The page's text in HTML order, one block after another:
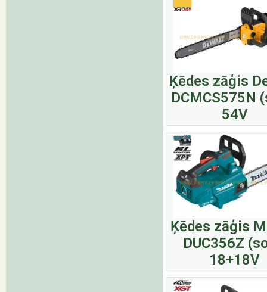
Ķēdes zāģis
DCMCS575N
54V
Ķēdes zāģis
DUC356Z
18+18V